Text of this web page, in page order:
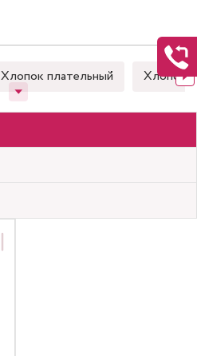
Хлопок плательный Хлопок